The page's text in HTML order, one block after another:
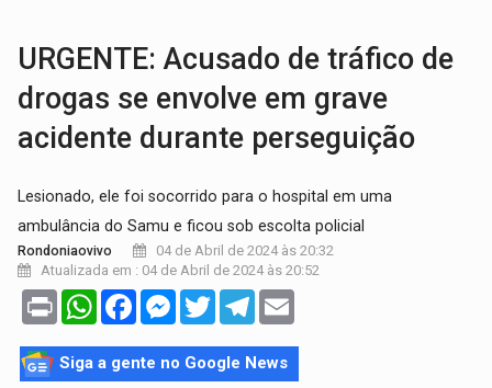
URGENTE: Acusado de tráfico de
drogas se envolve em grave
acidente durante perseguição
Lesionado, ele foi socorrido para o hospital em uma
ambulância do Samu e ficou sob escolta policial
Rondoniaovivo
04 de Abril de 2024 às 20:32
Atualizada em : 04 de Abril de 2024 às 20:52
Print WhatsAppFacebookMessenger
TwitterTelegram
Siga a gente no Google News